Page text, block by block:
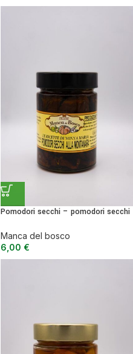
Pomodori secchi – pomodori secchi
Manca del bosco
6,00 €